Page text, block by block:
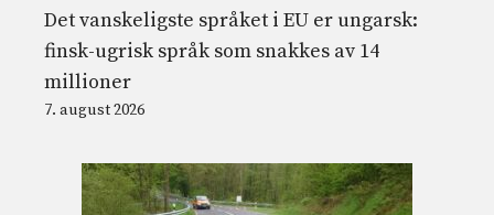
Det vanskeligste språket i EU er ungarsk:
finsk-ugrisk språk som snakkes av 14
millioner
7. august 2026